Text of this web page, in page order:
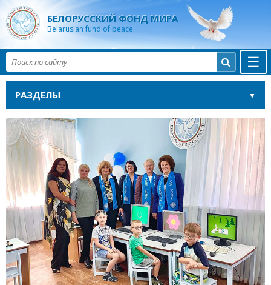
БЕЛОРУССКИЙ ФОНД МИРА
Belarusian fund of peace
☰

РАЗДЕЛЫ